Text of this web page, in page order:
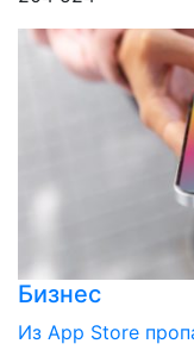
Бизнес
Из App Store